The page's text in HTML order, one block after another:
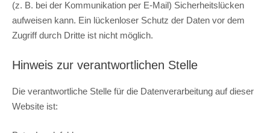
(z. B. bei der Kommunikation per E-Mail) Sicherheitslücken
aufweisen kann. Ein lückenloser Schutz der Daten vor dem
Zugriff durch Dritte ist nicht möglich.
Hinweis zur verantwortlichen Stelle
Die verantwortliche Stelle für die Datenverarbeitung auf dieser
Website ist: